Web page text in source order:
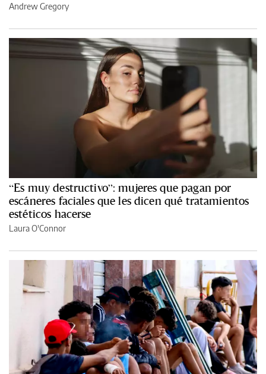
Andrew Gregory
“Es muy destructivo”: mujeres que pagan por
escáneres faciales que les dicen qué tratamientos
estéticos hacerse
Laura O'Connor